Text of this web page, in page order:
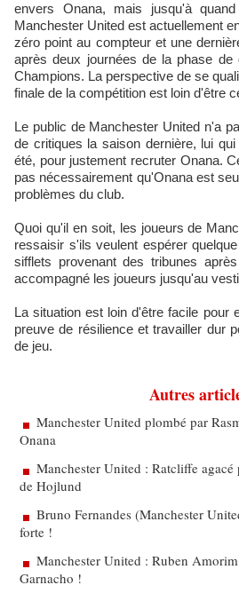
envers Onana, mais jusqu'à
Manchester United est actuellement
zéro point au compteur et une
après deux journées de la phase de
Champions. La perspective de se
finale de la compétition est loin d'être
Le public de Manchester United n'a
de critiques la saison dernière, lui
été, pour justement recruter Onana.
pas nécessairement qu'Onana est
problèmes du club.
Quoi qu'il en soit, les joueurs de
ressaisir s'ils veulent espérer
sifflets provenant des tribunes
accompagné les joueurs jusqu'au
​La situation est loin d'être facile pour
preuve de résilience et travailler dur
de jeu.
Autres
Manchester United plombé par
Onana
Manchester United : Ratcliffe
de Hojlund
Bruno Fernandes (Manchester
forte !
Manchester United : Ruben
Garnacho !